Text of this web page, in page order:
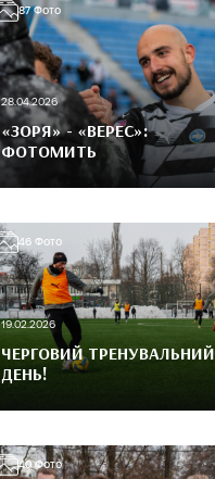
87Фото
28.04.2026
«ЗОРЯ» - «ВЕРЕС»:
ФОТОМИТЬ
46 Фото
19.02.2026
ЧЕРГОВИЙ ТРЕНУВАЛЬНИЙ
ДЕНЬ!
40Фото